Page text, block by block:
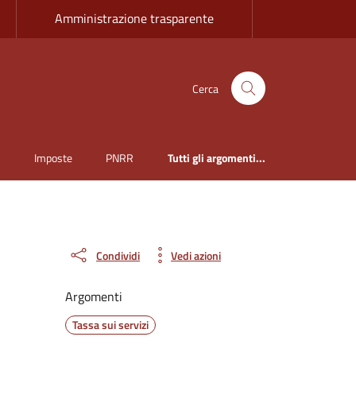
Amministrazione trasparente
Cerca
Imposte PNRR Tutti gli argomenti...
Condividi Vedi azioni
Argomenti
Tassa sui servizi